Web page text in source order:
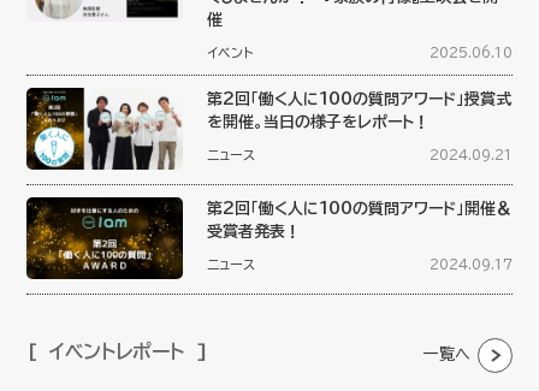
催
イベント 2025.06.10
第2回「働く人に100の質問アワード」授賞式
を開催。当日の様子をレポート！
ニュース 2024.09.21
第2回「働く人に100の質問アワード」開催＆
受賞者発表！
ニュース 2024.09.17
イベントレポート 一覧へ